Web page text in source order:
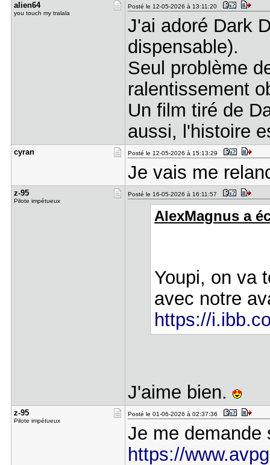
alien64
you touch my tralala
Posté le 12-05-2026 à 13:11:20
J'ai adoré Dark
dispensable).
Seul problème
ralentissement
Un film tiré de
aussi, l'histoire
cyran Posté le 12-05-2026 à 15:13:29
Je vais me
z-95
Pilote impétueux
Posté le 16-05-2026 à 16:11:57
AlexMagnus a
Youpi, on va
avec notre
https://
J'aime bien.
z-95
Pilote impétueux
Posté le 01-06-2026 à 02:37:36
Je me demande
https://